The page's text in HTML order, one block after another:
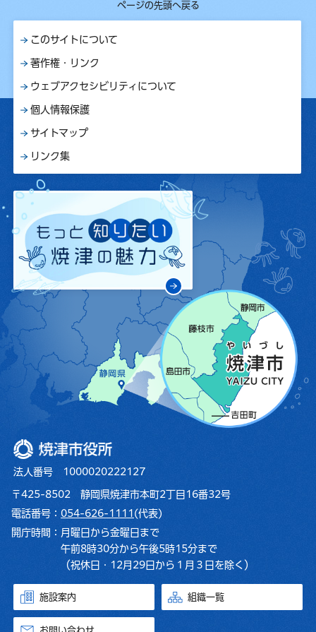
ページの先頭へ戻る
このサイトについて
著作権・リンク
ウェブアクセシビリティについて
個人情報保護
サイトマップ
リンク集
焼津市役所
法人番号 1000020222127
〒425-8502 静岡県焼津市本町2丁目16番32号
電話番号： 054-626-1111 (代表)
開庁時間： 月曜日から金曜日まで
午前8時30分から午後5時15分まで
（祝休日・12月29日から１月３日を除く）
施設案内 組織一覧
お問い合わせ